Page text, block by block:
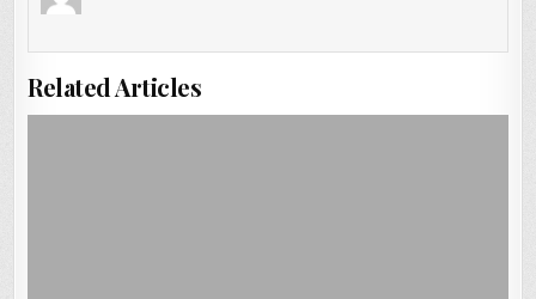
Related Articles